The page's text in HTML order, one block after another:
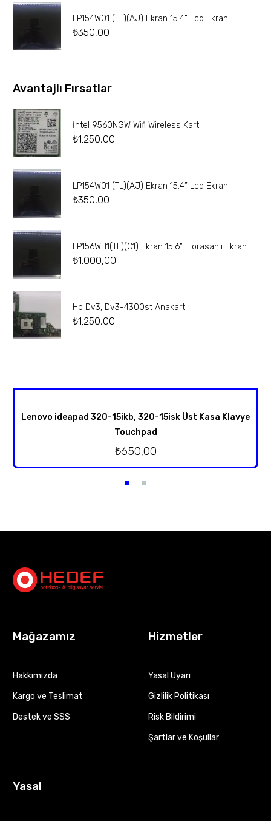
LP154W01 (TL)(AJ) Ekran 15.4” Lcd Ekran
₺350,00
Avantajlı Fırsatlar
İntel 9560NGW Wifi Wireless Kart
₺1.250,00
LP154W01 (TL)(AJ) Ekran 15.4” Lcd Ekran
₺350,00
LP156WH1(TL)(C1) Ekran 15.6” Florasanlı Ekran
₺1.000,00
Hp Dv3, Dv3-4300st Anakart
₺1.250,00
Lenovo ideapad 320-15ikb, 320-15isk Üst Kasa Klavye
Touchpad
₺650,00
Mağazamız
Hakkımızda
Kargo ve Teslimat
Destek ve SSS
Hizmetler
Yasal Uyarı
Gizlilik Politikası
Risk Bildirimi
Şartlar ve Koşullar
Yasal